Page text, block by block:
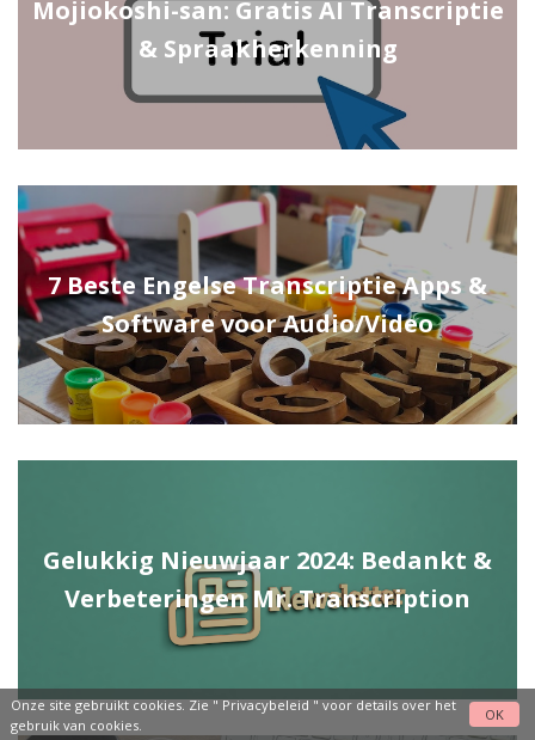
Mojiokoshi-san: Gratis AI Transcriptie
& Spraakherkenning
7 Beste Engelse Transcriptie Apps &
Software voor Audio/Video
Gelukkig Nieuwjaar 2024: Bedankt &
Verbeteringen Mr. Transcription
Onze site gebruikt cookies. Zie "Privacybeleid" voor details over het
gebruik van cookies.
OK